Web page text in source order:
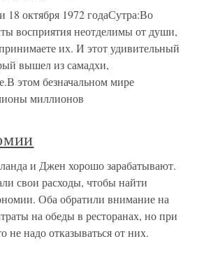
октября 1972 годаСутра:Во
восприятия неотделимы от души,
их. И этот удивительный
вышел из самадхи,
этом безначальном мире
миллионов
и Джен хорошо зарабатывают.
свои расходы, чтобы найти
Оба обратили внимание на
на обеды в ресторанах, но при
не надо отказываться от них.